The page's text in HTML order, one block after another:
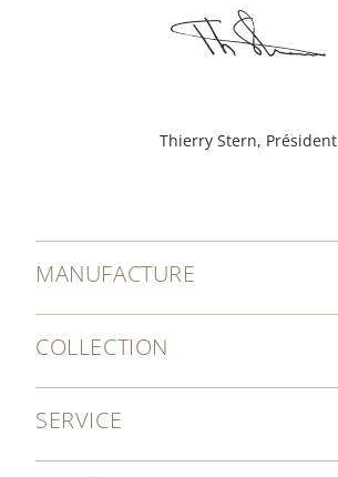
Thierry Stern, Président
MANUFACTURE
COLLECTION
SERVICE